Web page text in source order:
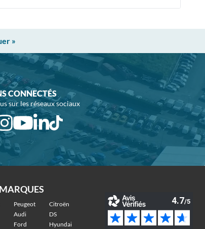
»
CONNECTÉS
sur les réseaux sociaux
Peugeot
Citroën
Audi
DS
Ford Hyundai